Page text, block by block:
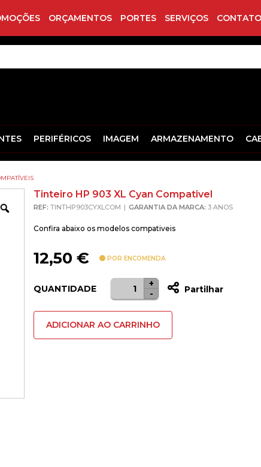
ORÇAMENTOS PORTES SERVIÇOS
PERIFÉRICOS IMAGEM ARMAZENAMENTO
Zoom
Tinteiro HP 903 XL Cyan Compativel
REF: TINTHP903CYXLCOM GARANTIA DA MARCA: 3 ANOS
Confira abaixo os modelos compativeis
12,50 € POR ENCOMENDA
QUANTIDADE
Quantidade
de
Tinteiro
HP
-
+
Partilhar
ADICIONAR AO CARRINHO